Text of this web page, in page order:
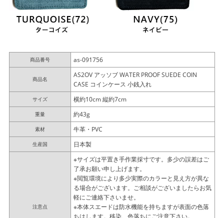
商品番号 as-091756
商品名
AS2OV アッソブ WATER PROOF SUEDE COIN
CASE コインケース 小銭入れ
サイズ 横約10cm 縦約7cm
重量 約43g
素材 牛革・PVC
生産国 日本製
注意点
※サイズは平置き手作業採寸です。多少の誤差はご
了承お願い申し上げます。
※閲覧環境により多少実際のカラーと見え方が異な
る場合がございます。ご相談がございましたらお気
軽にご連絡下さいませ。
※本体スエードは防水機能を持ちますが表面の色落
ちはします。移染、色落ちにご注意下さい。